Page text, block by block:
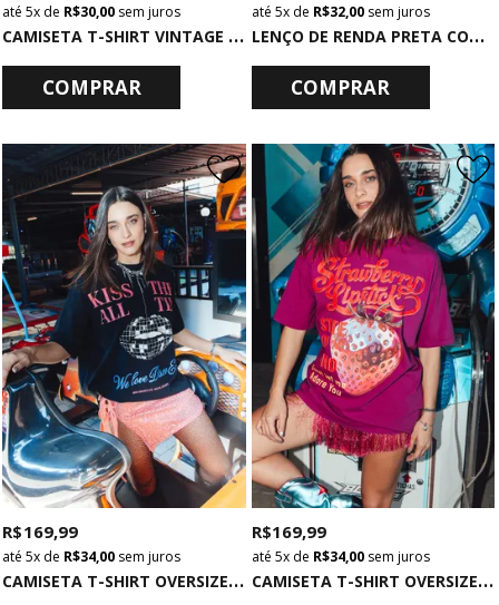
C
AMISETA T-SHIRT VINTAGE AZUL KISS
5x de R$ 30,00 sem juros
COMPRAR
L
ENÇO DE RENDA PRETA COM BARRA DE VELUDO
5xde R$ 32,00sem juros
COMPRAR
C
AMISETA T-SHIRT OVERSIZED PRETA KISS AL THE TIME
R$ 169,99
5x de R$ 34,00 sem juros
C
AMISETA T-SHIRT OVERSIZED STRAWBERRY
R$ 169,99
5xde R$ 34,00sem juros